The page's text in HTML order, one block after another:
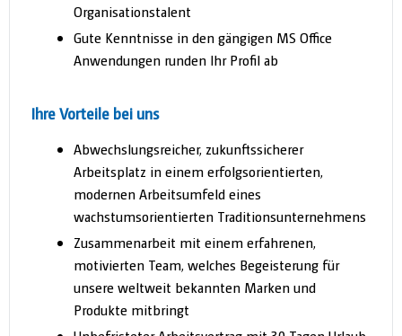
Organisationstalent
Gute Kenntnisse in den gängigen MS Office
Anwendungen runden Ihr Profil ab
Ihre Vorteile bei uns
Abwechslungsreicher, zukunftssicherer
Arbeitsplatz in einem erfolgsorientierten,
modernen Arbeitsumfeld eines
wachstumsorientierten Traditionsunternehmens
Zusammenarbeit mit einem erfahrenen,
motivierten Team, welches Begeisterung für
unsere weltweit bekannten Marken und
Produkte mitbringt